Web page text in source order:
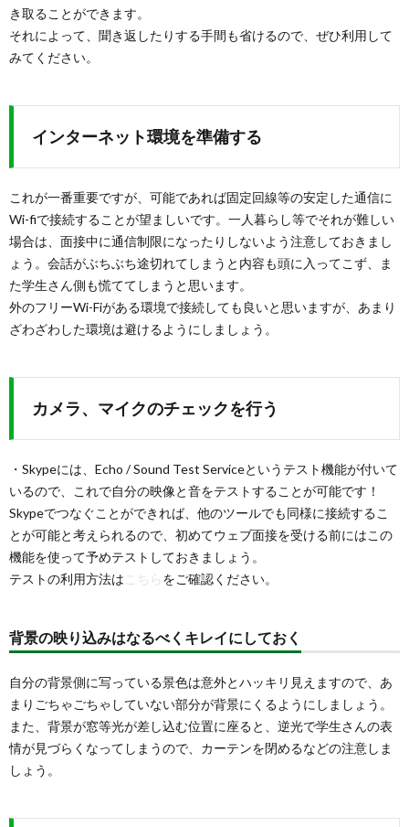
き取ることができます。
それによって、聞き返したりする手間も省けるので、ぜひ利用して
みてください。
インターネット環境を準備する
これが一番重要ですが、可能であれば固定回線等の安定した通信に
Wi-fiで接続することが望ましいです。一人暮らし等でそれが難しい
場合は、面接中に通信制限になったりしないよう注意しておきまし
ょう。会話がぶちぶち途切れてしまうと内容も頭に入ってこず、ま
た学生さん側も慌ててしまうと思います。
外のフリーWi-Fiがある環境で接続しても良いと思いますが、あまり
ざわざわした環境は避けるようにしましょう。
カメラ、マイクのチェックを行う
・Skypeには、Echo / Sound Test Serviceというテスト機能が付いて
いるので、これで自分の映像と音をテストすることが可能です！
Skypeでつなぐことができれば、他のツールでも同様に接続するこ
とが可能と考えられるので、初めてウェブ面接を受ける前にはこの
機能を使って予めテストしておきましょう。
テストの利用方法は こちら をご確認ください。
背景の映り込みはなるべくキレイにしておく
自分の背景側に写っている景色は意外とハッキリ見えますので、あ
まりごちゃごちゃしていない部分が背景にくるようにしましょう。
また、背景が窓等光が差し込む位置に座ると、逆光で学生さんの表
情が見づらくなってしまうので、カーテンを閉めるなどの注意しま
しょう。